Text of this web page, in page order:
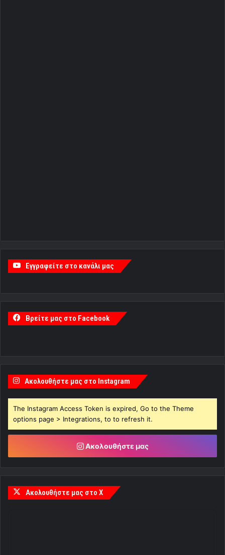
Εγγραφείτε στο κανάλι μας
Βρείτε μας στο Facebook
Ακολουθήστε μας στο Instagram
The Instagram Access Token is expired, Go to the Theme
options page > Integrations, to to refresh it.
Ακολουθήστε μας
Ακολουθήστε μας στο X